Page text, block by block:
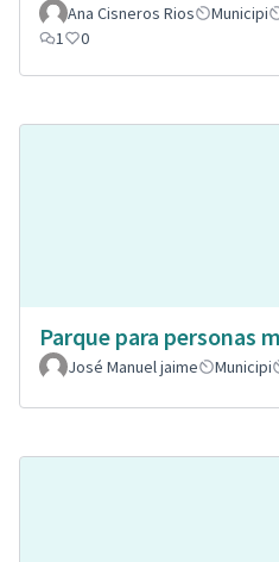
Ana Cisneros Rios
Municipi
1
0
Parque para personas
José Manuel jaime
Municipi